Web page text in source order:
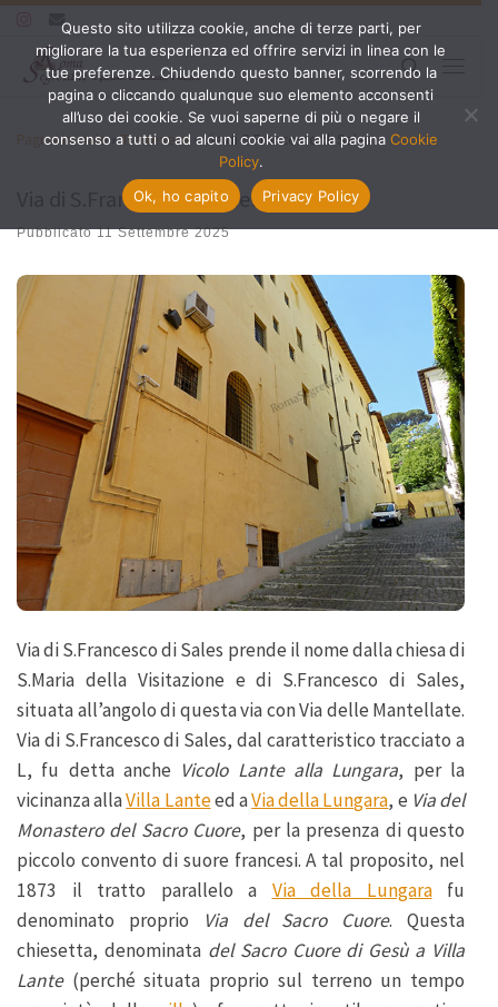
Passa al contenuto
Search
Pagina iniziale »Trastevere » Via di S.Francesco di Sales
Via di S.Francesco di Sales
Pubblicato11 Settembre 2025
Via di S.Francesco di Sales prende il nome dalla chiesa di
S.Maria della Visitazione e di S.Francesco di Sales,
situata all’angolo di questa via con Via delle Mantellate.
Via di S.Francesco di Sales, dal caratteristico tracciato a
L, fu detta anche Vicolo Lante alla Lungara, per la
vicinanza allaVilla Lanteed aVia della Lungara, e Via del
Monastero del Sacro Cuore, per la presenza di questo
piccolo convento di suore francesi. A tal proposito, nel
1873 il tratto parallelo a Via della Lungarafu
denominato proprio
Via del Sacro Cuore. Questa
chiesetta, denominata del Sacro Cuore di Gesù a Villa
Lante(perché situata proprio sul terreno un tempo
Questo sito utilizza cookie, anche di terze parti, per
migliorare la tua esperienza ed offrire servizi in linea con le
tue preferenze. Chiudendo questo banner, scorrendo la
pagina o cliccando qualunque suo elemento acconsenti
all’uso dei cookie. Se vuoi saperne di più o negare il
consenso a tutti o ad alcuni cookie vai alla pagina Cookie
Policy.
Ok, ho capito
Privacy Policy